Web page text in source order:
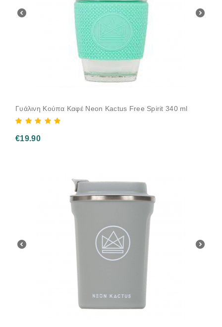
Γυάλινη Κούπα Καφέ Neon Kactus Free Spirit 340 ml
€19.90